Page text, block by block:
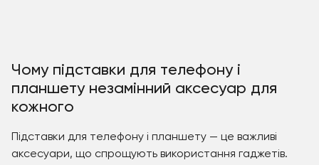
Чому підставки для телефону і
планшету незамінний аксесуар для
кожного
Підставки для телефону і планшету — це важливі
аксесуари, що спрощують використання гаджетів.